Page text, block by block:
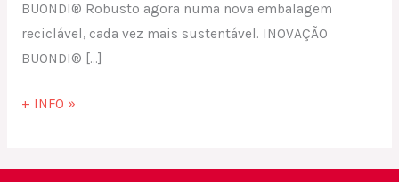
BUONDI® Robusto agora numa nova embalagem
reciclável, cada vez mais sustentável. INOVAÇÃO
BUONDI® […]
+ INFO »